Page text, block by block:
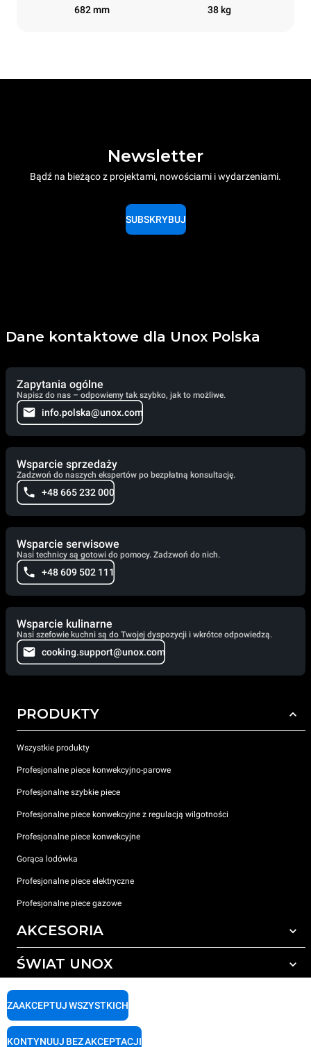
682 mm 38 kg
Newsletter
Bądź na bieżąco z projektami, nowościami i wydarzeniami.
SUBSKRYBUJ
Dane kontaktowe dla Unox Polska
Zapytania ogólne
Napisz do nas – odpowiemy tak szybko, jak to możliwe.
info.polska@unox.com
Wsparcie sprzedaży
Zadzwoń do naszych ekspertów po bezpłatną konsultację.
+48 665 232 000
Wsparcie serwisowe
Nasi technicy są gotowi do pomocy. Zadzwoń do nich.
+48 609 502 111
Wsparcie kulinarne
Nasi szefowie kuchni są do Twojej dyspozycji i wkrótce odpowiedzą.
cooking.support@unox.com
PRODUKTY
Wszystkie produkty
Profesjonalne piece konwekcyjno-parowe
Profesjonalne szybkie piece
Profesjonalne piece konwekcyjne z regulacją wilgotności
Profesjonalne piece konwekcyjne
Gorąca lodówka
Profesjonalne piece elektryczne
Profesjonalne piece gazowe
AKCESORIA
Wszystkie akcesoria
Detergenty do ręcznego mycia
Uzdatnianie wody z filtrem żywicznym
ŚWIAT UNOX
ZAAKCEPTUJ WSZYSTKICH
KONTYNUUJ BEZ AKCEPTACJI